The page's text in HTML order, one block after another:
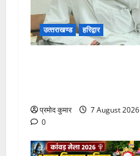
उत्‍तराखण्‍ड हरिद्वार
प्रमोद कुमार
7 August 2026
0